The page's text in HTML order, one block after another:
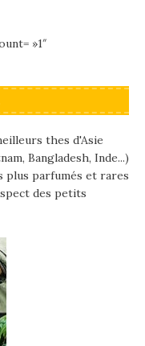
»1″
thes d'Asie
Bangladesh, Inde...)
plus parfumés et rares
des petits